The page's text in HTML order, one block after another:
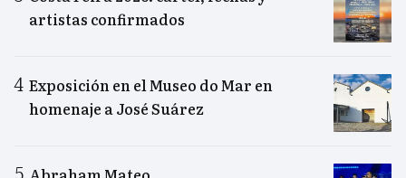
artistas confirmados
Exposición en el Museo do Mar en
homenaje a José Suárez